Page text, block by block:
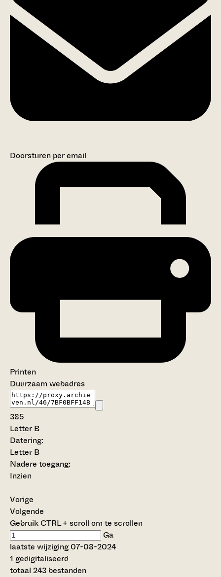
Doorsturen per email
Printen
Duurzaam webadres
385
Letter B
Datering:
Letter B
Nadere toegang:
Inzien
Vorige
Volgende
Gebruik CTRL + scroll om te scrollen
Ga
laatste wijziging 07-08-2024
1 gedigitaliseerd
totaal 243 bestanden